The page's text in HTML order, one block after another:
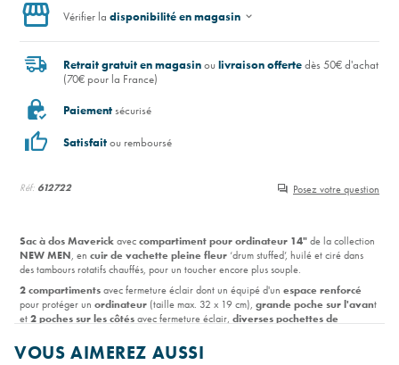
Réf: 612722 Posez votre question
Sac à dos Maverickaveccompartiment pour ordinateur 14"de la collection
NEW MEN, en cuir de vachette pleine fleur ‘drum stuffed’, huilé et ciré dans
des tambours rotatifs chauffés, pour un toucher encore plus souple.
2 compartimentsavec fermeture éclair dont un équipé d'un espace renforcé
pour protéger un ordinateur (taille max. 32 x 19 cm), grande poche sur l'avant
et2 poches sur les côtésavec fermeture éclair, diverses pochettes de
Passant pour fixation à un trolley et 2 bretelles confortables et ajustables en cuir.
Vérifier la disponibilité en magasin
Retrait gratuit en magasinoulivraison offertedès 50€ d'achat
(70€ pour la France)
Paiementsécurisé
Satisfaitou remboursé
VOUS AIMEREZ AUSSI